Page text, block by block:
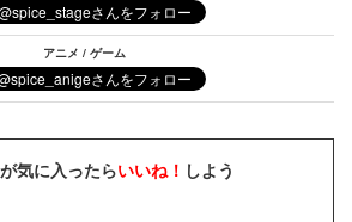
アニメ / ゲーム
気に入ったらいいね！ しよう